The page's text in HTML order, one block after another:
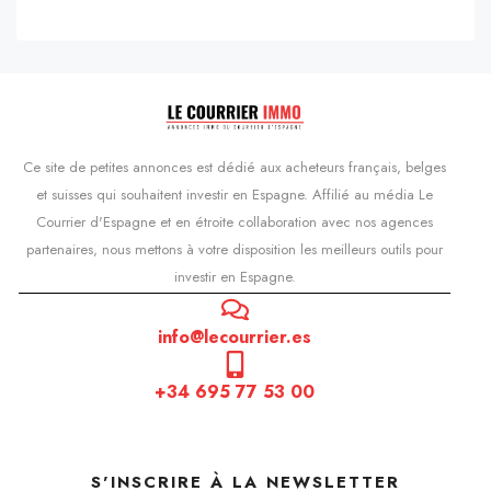
Ce site de petites annonces est dédié aux acheteurs français, belges
et suisses qui souhaitent investir en Espagne. Affilié au média Le
Courrier d'Espagne et en étroite collaboration avec nos agences
partenaires, nous mettons à votre disposition les meilleurs outils pour
investir en Espagne.
info@lecourrier.es
+34 695 77 53 00
S'INSCRIRE À LA NEWSLETTER